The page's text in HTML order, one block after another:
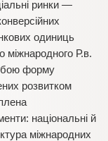
ринки —
одиниць
міжнародного Р.в.
форму
розвитком
національні й
міжнародних